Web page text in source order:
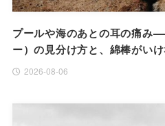
プールや海のあとの耳の痛み
ー）の見分け方と、綿棒がい
2026-08-06